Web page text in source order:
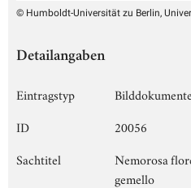
© Humboldt-Universität zu Berlin,
Detailangaben
Eintragstyp
Bilddokumente
ID
20056
Sachtitel
Nemorosa
gemello